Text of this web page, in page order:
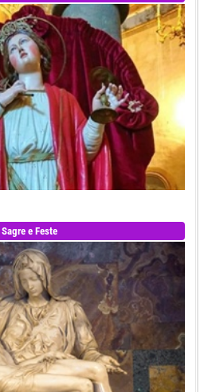
Sagre e Feste